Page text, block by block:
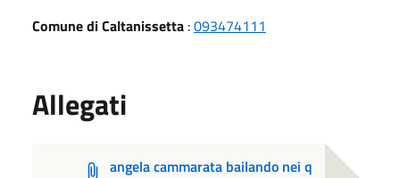
Comune di Caltanissetta :093474111
Allegati
angela cammarata bailando nei q